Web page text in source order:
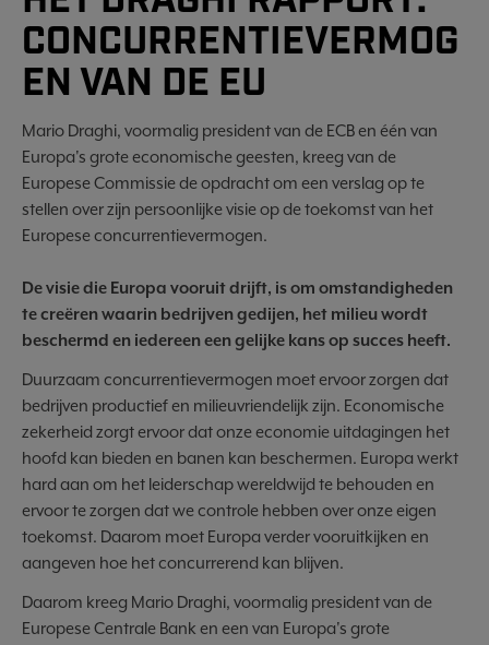
CONCURRENTIEVERMOG
EN VAN DE EU
Mario Draghi, voormalig president van de ECB en één van
Europa's grote economische geesten, kreeg van de
Europese Commissie de opdracht om een verslag op te
stellen over zijn persoonlijke visie op de toekomst van het
Europese concurrentievermogen.
De visie die Europa vooruit drijft, is om omstandigheden
te creëren waarin bedrijven gedijen, het milieu wordt
beschermd en iedereen een gelijke kans op succes heeft.
Duurzaam concurrentievermogen moet ervoor zorgen dat
bedrijven productief en milieuvriendelijk zijn. Economische
zekerheid zorgt ervoor dat onze economie uitdagingen het
hoofd kan bieden en banen kan beschermen. Europa werkt
hard aan om het leiderschap wereldwijd te behouden en
ervoor te zorgen dat we controle hebben over onze eigen
toekomst. Daarom moet Europa verder vooruitkijken en
aangeven hoe het concurrerend kan blijven.
Daarom kreeg Mario Draghi, voormalig president van de
Europese Centrale Bank en een van Europa's grote